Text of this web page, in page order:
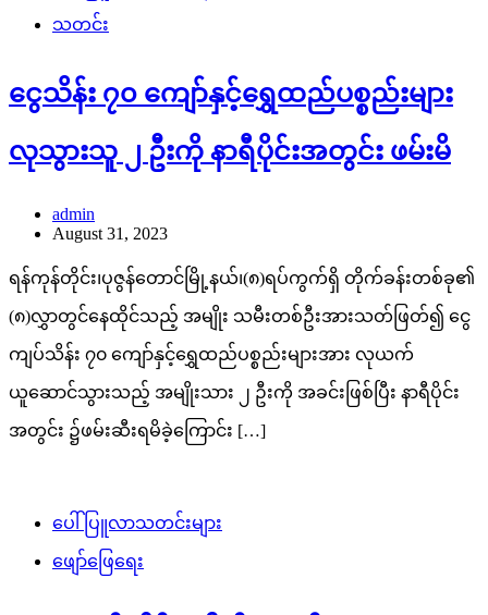
သတင်း
ငွေသိန်း ၇၀ ကျော်နှင့်ရွှေထည်ပစ္စည်းများ
လုသွားသူ ၂ ဦးကို နာရီပိုင်းအတွင်း ဖမ်းမိ
admin
August 31, 2023
ရန်ကုန်တိုင်း၊ပုဇွန်တောင်မြို့နယ်၊(၈)ရပ်ကွက်ရှိ တိုက်ခန်းတစ်ခု၏
(၈)လွှာတွင်နေထိုင်သည့် အမျိုး သမီးတစ်ဦးအားသတ်ဖြတ်၍ ငွေ
ကျပ်သိန်း ၇၀ ကျော်နှင့်ရွှေထည်ပစ္စည်းများအား လုယက်
ယူဆောင်သွားသည့် အမျိုးသား ၂ ဦးကို အခင်းဖြစ်ပြီး နာရီပိုင်း
အတွင်း ၌ဖမ်းဆီးရမိခဲ့ကြောင်း […]
ပေါ်ပြူလာသတင်းများ
ဖျော်ဖြေရေး